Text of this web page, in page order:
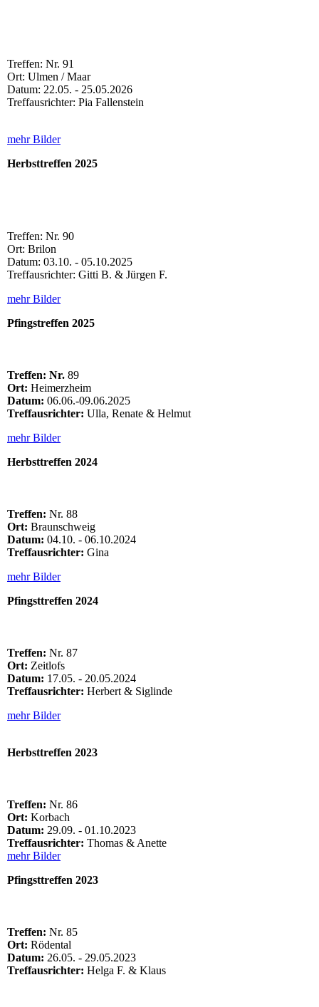
Treffen: Nr. 91
Ort: Ulmen / Maar
Datum: 22.05. - 25.05.2026
Treffausrichter: Pia Fallenstein
mehr Bilder
Herbsttreffen 2025
Treffen: Nr. 90
Ort: Brilon
Datum: 03.10. - 05.10.2025
Treffausrichter: Gitti B. & Jürgen F.
mehr Bilder
Pfingstreffen 2025
Treffen: Nr. 89
Ort: Heimerzheim
Datum: 06.06.-09.06.2025
Treffausrichter: Ulla, Renate & Helmut
mehr Bilder
Herbsttreffen 2024
Treffen: Nr. 88
Ort: Braunschweig
Datum: 04.10. - 06.10.2024
Treffausrichter: Gina
mehr Bilder
Pfingsttreffen 2024
Treffen: Nr. 87
Ort: Zeitlofs
Datum: 17.05. - 20.05.2024
Treffausrichter: Herbert & Siglinde
mehr Bilder
Herbsttreffen 2023
Treffen: Nr. 86
Ort: Korbach
Datum: 29.09. - 01.10.2023
Treffausrichter: Thomas & Anette
mehr Bilder
Pfingsttreffen 2023
Treffen: Nr. 85
Ort: Rödental
Datum: 26.05. - 29.05.2023
Treffausrichter: Helga F. & Klaus